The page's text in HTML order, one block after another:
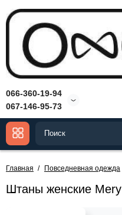
066-360-19-94
067-146-95-73
Главная Повседневная одежда
Штаны женские Mery